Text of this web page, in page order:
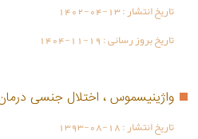
تاریخ انتشار :1402-04-13
تاریخ بروز رسانی :1404-11-19
واژینیسموس ، اختلال جنسی درمان
تاریخ انتشار :1393-08-18